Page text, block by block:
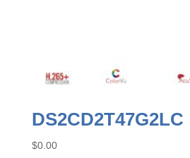
DS2CD2T47G2LC
$0.00